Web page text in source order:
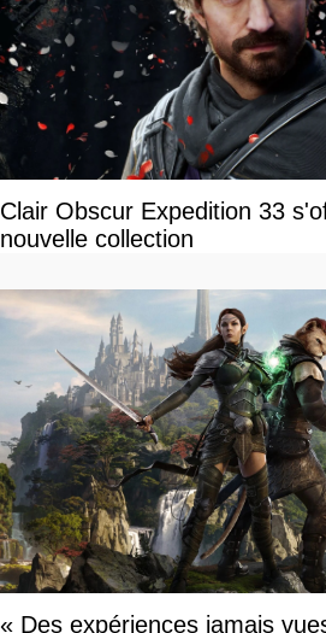
Clair Obscur Expedition 33
nouvelle collection
« Des expériences jamais